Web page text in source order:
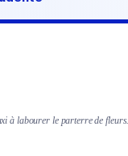
à labourer le parterre de fleurs.